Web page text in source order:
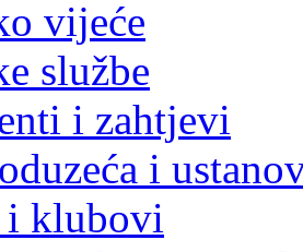
vijeće
službe
i zahtjevi
i
i klubovi